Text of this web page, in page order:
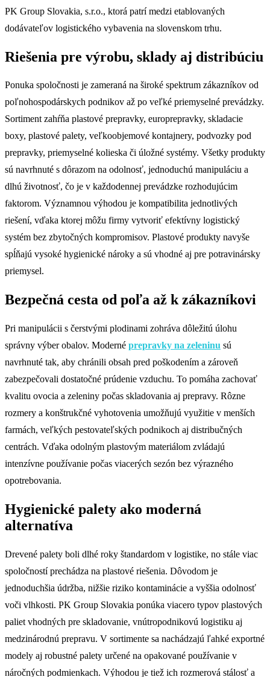
PK Group Slovakia, s.r.o., ktorá patrí medzi etablovaných
dodávateľov logistického vybavenia na slovenskom trhu.
Riešenia pre výrobu, sklady aj distribúciu
Ponuka spoločnosti je zameraná na široké spektrum zákazníkov od
poľnohospodárskych podnikov až po veľké priemyselné prevádzky.
Sortiment zahŕňa plastové prepravky, europrepravky, skladacie
boxy, plastové palety, veľkoobjemové kontajnery, podvozky pod
prepravky, priemyselné kolieska či úložné systémy. Všetky produkty
sú navrhnuté s dôrazom na odolnosť, jednoduchú manipuláciu a
dlhú životnosť, čo je v každodennej prevádzke rozhodujúcim
faktorom. Významnou výhodou je kompatibilita jednotlivých
riešení, vďaka ktorej môžu firmy vytvoriť efektívny logistický
systém bez zbytočných kompromisov. Plastové produkty navyše
spĺňajú vysoké hygienické nároky a sú vhodné aj pre potravinársky
priemysel.
Bezpečná cesta od poľa až k zákazníkovi
Pri manipulácii s čerstvými plodinami zohráva dôležitú úlohu
správny výber obalov. Moderné prepravky na zeleninu sú
navrhnuté tak, aby chránili obsah pred poškodením a zároveň
zabezpečovali dostatočné prúdenie vzduchu. To pomáha zachovať
kvalitu ovocia a zeleniny počas skladovania aj prepravy. Rôzne
rozmery a konštrukčné vyhotovenia umožňujú využitie v menších
farmách, veľkých pestovateľských podnikoch aj distribučných
centrách. Vďaka odolným plastovým materiálom zvládajú
intenzívne používanie počas viacerých sezón bez výrazného
opotrebovania.
Hygienické palety ako moderná
alternatíva
Drevené palety boli dlhé roky štandardom v logistike, no stále viac
spoločností prechádza na plastové riešenia. Dôvodom je
jednoduchšia údržba, nižšie riziko kontaminácie a vyššia odolnosť
voči vlhkosti. PK Group Slovakia ponúka viacero typov plastových
paliet vhodných pre skladovanie, vnútropodnikovú logistiku aj
medzinárodnú prepravu. V sortimente sa nachádzajú ľahké exportné
modely aj robustné palety určené na opakované používanie v
náročných podmienkach. Výhodou je tiež ich rozmerová stálosť a